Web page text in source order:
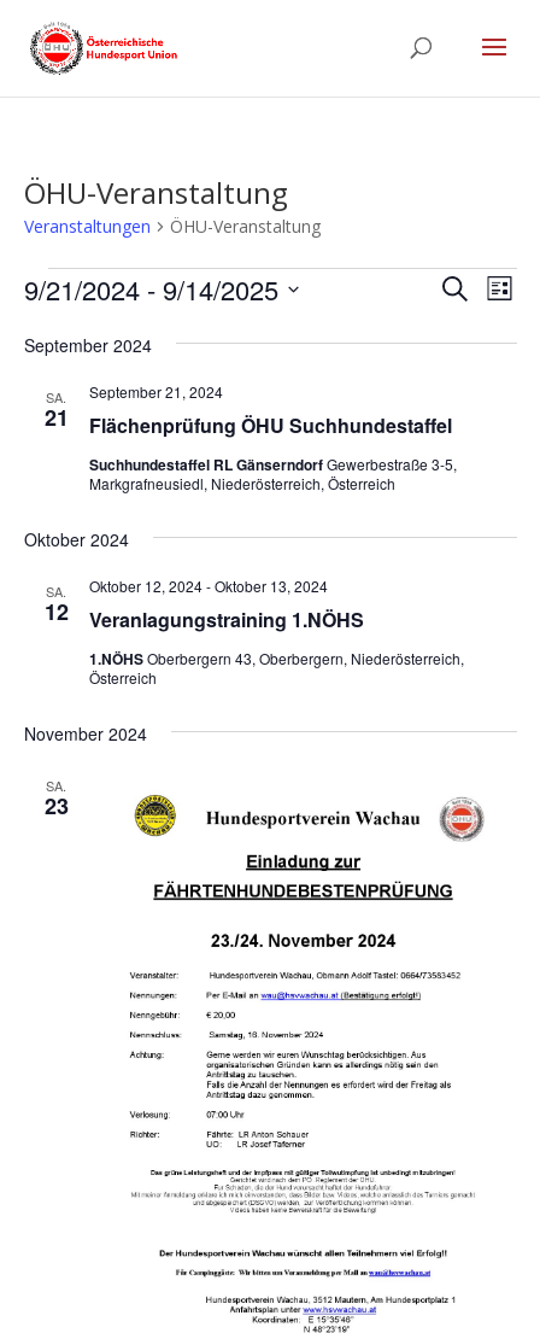
ÖHU-Veranstaltung
Veranstaltungen ÖHU-Veranstaltung
Veranstaltungen
und
SucheListe
9/21/2024 - 9/14/2025
wählen.
September 2024
SA.
21 Flächenprüfung ÖHU Suchhundestaffel
September 21, 2024
Suchhundestaffel RL GänserndorfGewerbestraße 3-5,
Markgrafneusiedl, Niederösterreich, Österreich
Oktober 2024
SA.
12 Veranlagungstraining 1.NÖHS
Oktober 12, 2024-Oktober 13, 2024
1.NÖHSOberbergern 43, Oberbergern, Niederösterreich,
Österreich
November 2024
SA.
23